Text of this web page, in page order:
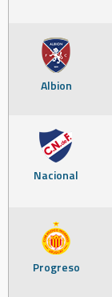
Albion
Nacional
Progreso